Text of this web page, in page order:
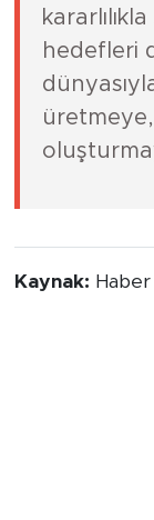
hedefleri
Kaynak: